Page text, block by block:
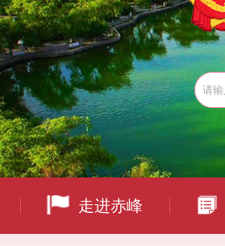
走进赤峰